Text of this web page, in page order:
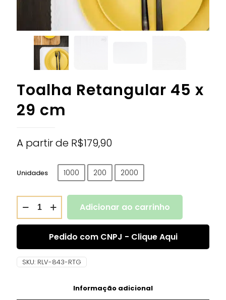
Toalha Retangular 45 x
29 cm
A partir de R$179,90
Unidades 1000 200 2000
Adicionar ao carrinho
Pedido com CNPJ - Clique Aqui
SKU: RLV-843-RTG
Informação adicional